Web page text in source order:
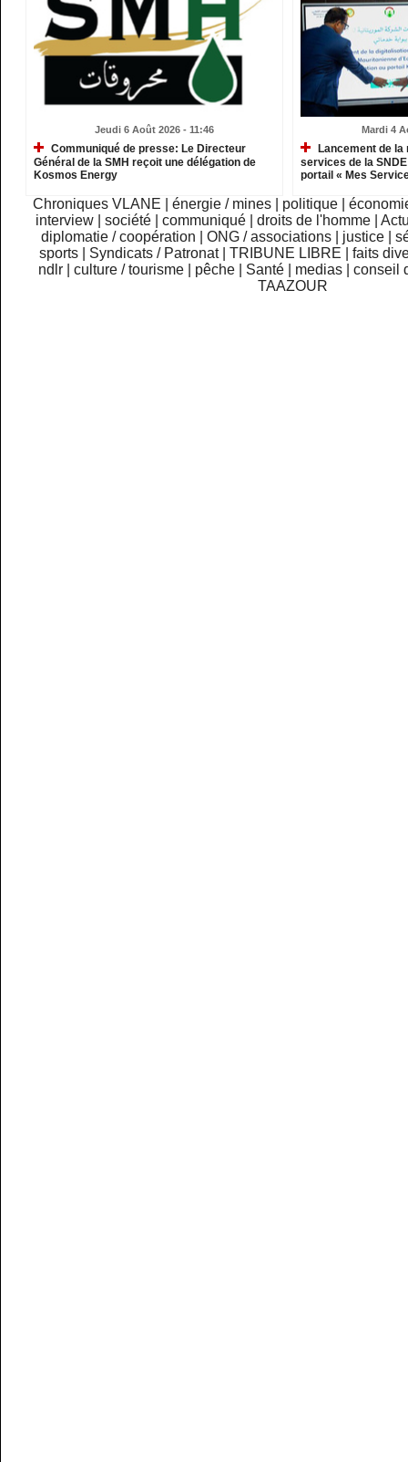
Jeudi 6 Août 2026 - 11:46
Communiqué de presse: Le Directeur
Général de la SMH reçoit une délégation de
Kosmos Energy
Mardi 4
Lancement de
services de la
portail « Mes
Chroniques VLANE énergie / mines politique
interview
|société |communiqué |droits de l'homme |
diplomatie / coopération
ONG / associations justice
sports
Syndicats / Patronat TRIBUNE LIBRE
faits
ndlr
|culture / tourisme pêche Santé medias |conseil
TAAZOUR